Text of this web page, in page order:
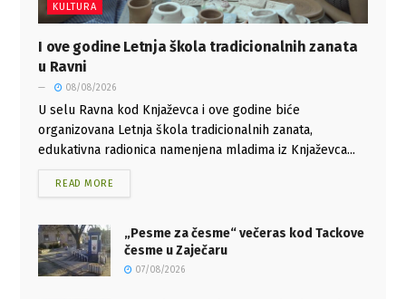
KULTURA
I ove godine Letnja škola tradicionalnih zanata
u Ravni
08/08/2026
U selu Ravna kod Knjaževca i ove godine biće
organizovana Letnja škola tradicionalnih zanata,
edukativna radionica namenjena mladima iz Knjaževca...
READ MORE
„Pesme za česme“ večeras kod Tackove
česme u Zaječaru
07/08/2026